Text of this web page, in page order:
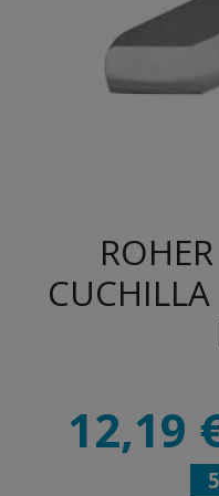
12,19